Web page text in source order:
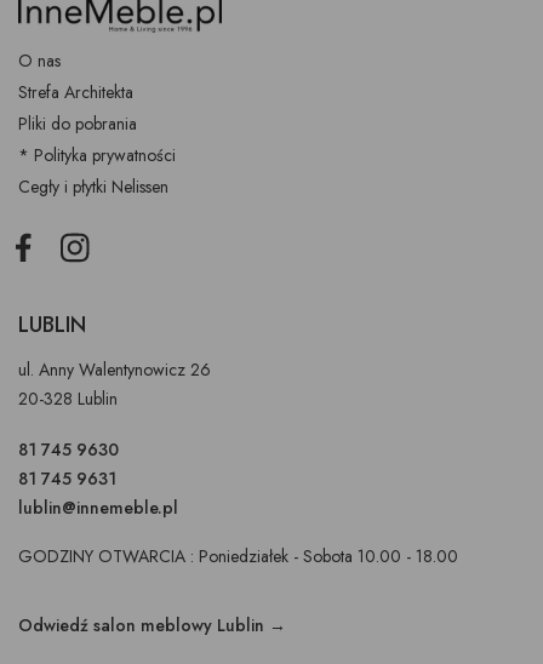
O nas
Strefa Architekta
Pliki do pobrania
* Polityka prywatności
Cegły i płytki Nelissen
FacebookInstagram
LUBLIN
ul. Anny Walentynowicz 26
20-328 Lublin
81 745 9630
81 745 9631
lublin@innemeble.pl
GODZINY OTWARCIA : Poniedziałek - Sobota 10.00 - 18.00
Odwiedź salon meblowy Lublin →